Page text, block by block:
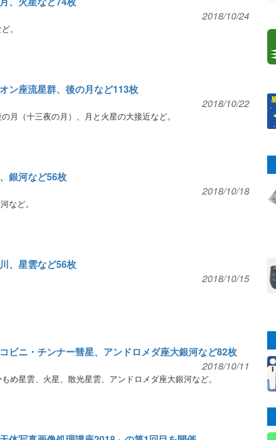
2018/10/24
。
ン座流星群、後の月など113枚
2018/10/22
月（十三夜の月）、月と火星の大接近など。
銀河など56枚
2018/10/18
など。
、星雲など56枚
2018/10/15
ビニ・チンナー彗星、アンドロメダ座大銀河など82枚
2018/10/11
め星雲、火星、散光星雲、アンドロメダ座大銀河など。